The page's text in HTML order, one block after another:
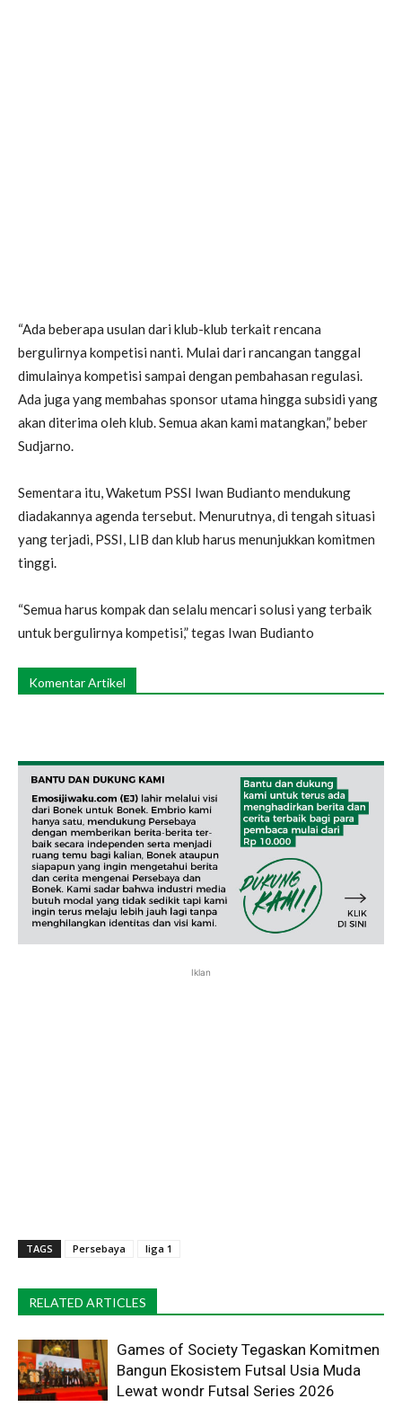
“Ada beberapa usulan dari klub-klub terkait rencana
bergulirnya kompetisi nanti. Mulai dari rancangan tanggal
dimulainya kompetisi sampai dengan pembahasan regulasi.
Ada juga yang membahas sponsor utama hingga subsidi yang
akan diterima oleh klub. Semua akan kami matangkan,” beber
Sudjarno.
Sementara itu, Waketum PSSI Iwan Budianto mendukung
diadakannya agenda tersebut. Menurutnya, di tengah situasi
yang terjadi, PSSI, LIB dan klub harus menunjukkan komitmen
tinggi.
“Semua harus kompak dan selalu mencari solusi yang terbaik
untuk bergulirnya kompetisi,” tegas Iwan Budianto
Komentar Artikel
Iklan
TAGS Persebaya liga 1
RELATED ARTICLES
Games of Society Tegaskan Komitmen
Bangun Ekosistem Futsal Usia Muda
Lewat wondr Futsal Series 2026 ​